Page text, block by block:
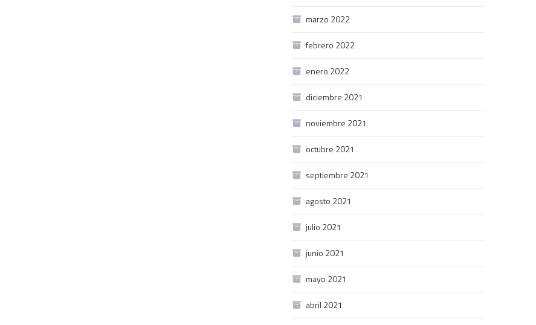
marzo 2022
febrero 2022
enero 2022
diciembre 2021
noviembre 2021
octubre 2021
septiembre 2021
agosto 2021
julio 2021
junio 2021
mayo 2021
abril 2021